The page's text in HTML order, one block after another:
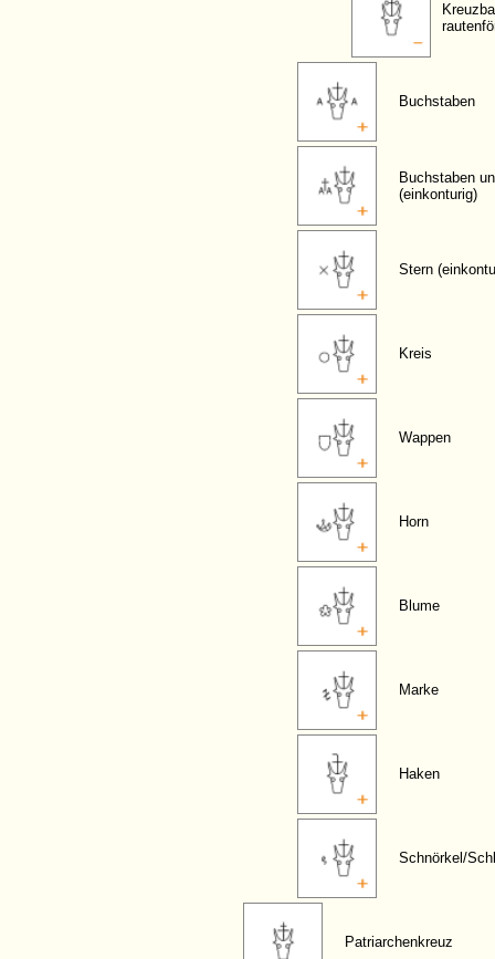
Buchstaben
Buchstaben
(einkonturig)
Stern
Kreis
Wappen
Horn
Blume
Marke
Haken
Schnörkel/
Patriarchenkreuz